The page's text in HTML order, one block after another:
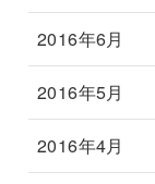
2016年6月
2016年5月
2016年4月